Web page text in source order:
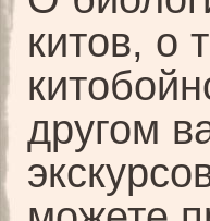
китов, о
другом